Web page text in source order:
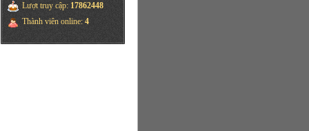
Lượt truy cập: 17862448
Thành viên online: 4